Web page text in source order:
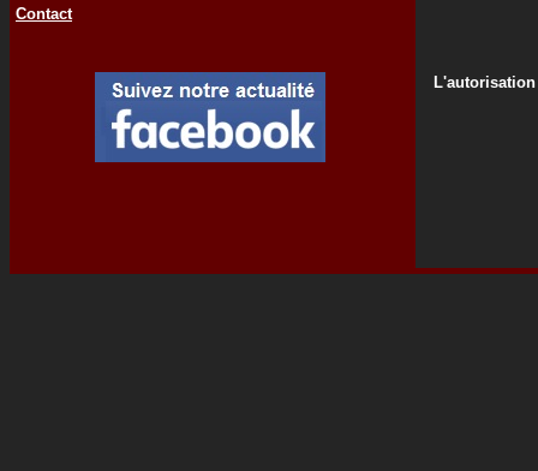
Contact
L'autorisation